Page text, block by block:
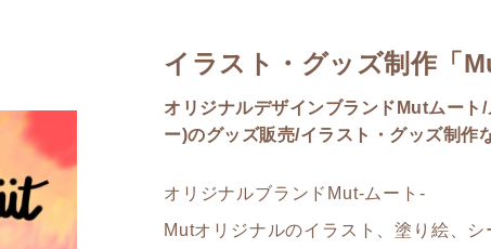
イラスト・グッズ制作「
オリジナルデザインブランドMutムート
ー)のグッズ販売/イラスト・グッズ制作
オリジナルブランドMut-ムート-
Mutオリジナルのイラスト、塗り絵、